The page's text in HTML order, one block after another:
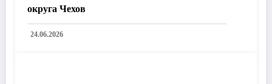
округа Чехов
24.06.2026